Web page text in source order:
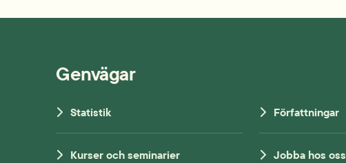
Genvägar
Statistik Författningar
Kurser och seminarier Jobba hos oss